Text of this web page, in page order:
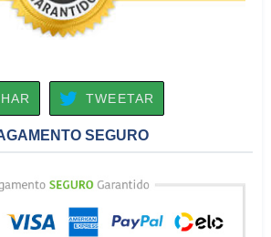
COMPARTILHAR
NO
FACEBOOK
TWEETAR
SEGURO